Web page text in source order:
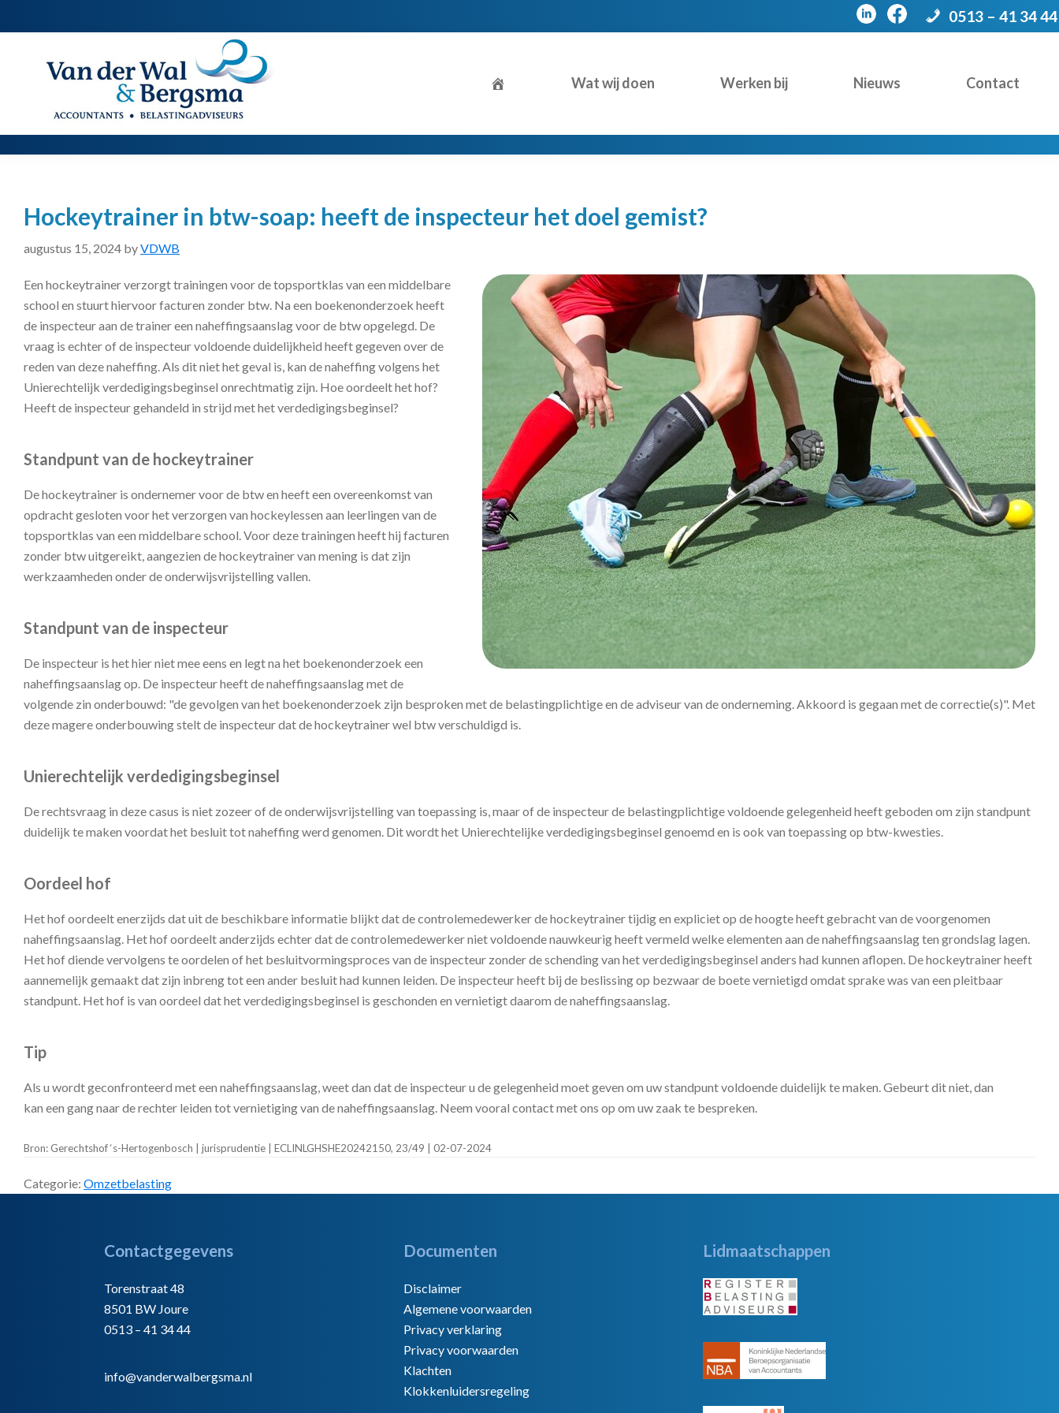
hoofdnavigatie
hoofd
voettekst
0513 – 41 34 44
Van
der
Accountants
|
Wat wij doen Werken bij Nieuws Contact
Hockeytrainer in btw-soap: heeft de inspecteur het doel gemist?
augustus 15, 2024 byVDWB
Een hockeytrainer verzorgt trainingen voor de topsportklas van een middelbare
school en stuurt hiervoor facturen zonder btw. Na een boekenonderzoek heeft
de inspecteur aan de trainer een naheffingsaanslag voor de btw opgelegd. De
vraag is echter of de inspecteur voldoende duidelijkheid heeft gegeven over de
reden van deze naheffing. Als dit niet het geval is, kan de naheffing volgens het
Unierechtelijk verdedigingsbeginsel onrechtmatig zijn. Hoe oordeelt het hof?
Heeft de inspecteur gehandeld in strijd met het verdedigingsbeginsel?
Standpunt van de hockeytrainer
De hockeytrainer is ondernemer voor de btw en heeft een overeenkomst van
opdracht gesloten voor het verzorgen van hockeylessen aan leerlingen van de
topsportklas van een middelbare school. Voor deze trainingen heeft hij facturen
zonder btw uitgereikt, aangezien de hockeytrainer van mening is dat zijn
werkzaamheden onder de onderwijsvrijstelling vallen.
Standpunt van de inspecteur
De inspecteur is het hier niet mee eens en legt na het boekenonderzoek een
naheffingsaanslag op. De inspecteur heeft de naheffingsaanslag met de
volgende zin onderbouwd: "de gevolgen van het boekenonderzoek zijn besproken met de belastingplichtige en de adviseur van de onderneming. Akkoord is gegaan met de correctie(s)". Met
deze magere onderbouwing stelt de inspecteur dat de hockeytrainer wel btw verschuldigd is.
Unierechtelijk verdedigingsbeginsel
De rechtsvraag in deze casus is niet zozeer of de onderwijsvrijstelling van toepassing is, maar of de inspecteur de belastingplichtige voldoende gelegenheid heeft geboden om zijn standpunt
duidelijk te maken voordat het besluit tot naheffing werd genomen. Dit wordt het Unierechtelijke verdedigingsbeginsel genoemd en is ook van toepassing op btw-kwesties.
Oordeel hof
Het hof oordeelt enerzijds dat uit de beschikbare informatie blijkt dat de controlemedewerker de hockeytrainer tijdig en expliciet op de hoogte heeft gebracht van de voorgenomen
naheffingsaanslag. Het hof oordeelt anderzijds echter dat de controlemedewerker niet voldoende nauwkeurig heeft vermeld welke elementen aan de naheffingsaanslag ten grondslag lagen.
Het hof diende vervolgens te oordelen of het besluitvormingsproces van de inspecteur zonder de schending van het verdedigingsbeginsel anders had kunnen aflopen. De hockeytrainer heeft
aannemelijk gemaakt dat zijn inbreng tot een ander besluit had kunnen leiden. De inspecteur heeft bij de beslissing op bezwaar de boete vernietigd omdat sprake was van een pleitbaar
standpunt. Het hof is van oordeel dat het verdedigingsbeginsel is geschonden en vernietigt daarom de naheffingsaanslag.
Tip
Als u wordt geconfronteerd met een naheffingsaanslag, weet dan dat de inspecteur u de gelegenheid moet geven om uw standpunt voldoende duidelijk te maken. Gebeurt dit niet, dan
kan een gang naar de rechter leiden tot vernietiging van de naheffingsaanslag. Neem vooral contact met ons op om uw zaak te bespreken.
Bron: Gerechtshof ‘s-Hertogenbosch | jurisprudentie | ECLINLGHSHE20242150, 23/49 | 02-07-2024
Categorie: Omzetbelasting
Contactgegevens
Torenstraat 48
8501 BW Joure
0513 – 41 34 44
info@vanderwalbergsma.nl
Documenten
Disclaimer
Algemene voorwaarden
Privacy verklaring
Privacy voorwaarden
Klachten
Klokkenluidersregeling
Lidmaatschappen